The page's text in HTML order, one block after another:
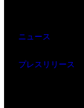
ニュース
プレスリリース